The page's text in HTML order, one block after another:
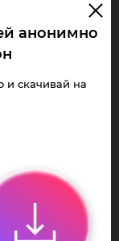
и
в чате
анонимно
и скачивай на